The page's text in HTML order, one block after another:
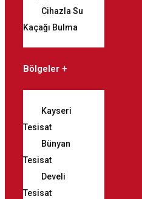
Cihazla Su
Kaçağı Bulma
Bölgeler
Kayseri
Tesisat
Bünyan
Tesisat
Develi
Tesisat